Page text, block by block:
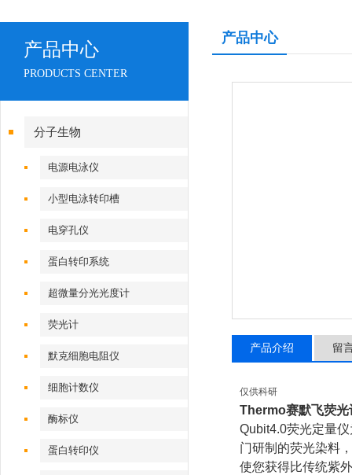
产品中心
PRODUCTS CENTER
分子生物
电源电泳仪
小型电泳转印槽
电穿孔仪
蛋白转印系统
超微量分光光度计
荧光计
默克细胞电阻仪
细胞计数仪
酶标仪
蛋白转印仪
产品中心
产品介绍 留
仅供科研
Thermo赛默飞荧光
Qubit4.0荧光定量
门研制的荧光染料
使您获得比传统紫